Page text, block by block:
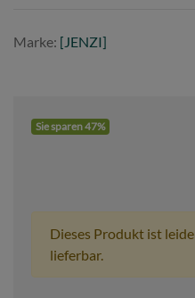
Marke: [JENZI]
Sie sparen 47%
Dieses Produkt ist
lieferbar.